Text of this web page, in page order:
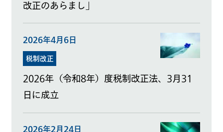
改正のあらまし」
2026年4月6日
税制改正
2026年（令和8年）度税制改正法、3月31
日に成立
2026年2月24日